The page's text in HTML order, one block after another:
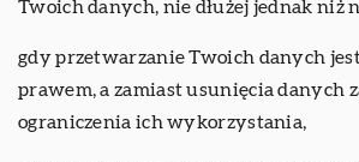
Twoich danych, nie dłużej jednak niż
gdy przetwarzanie Twoich danych
prawem, a zamiast usunięcia danych
ograniczenia ich wykorzystania,